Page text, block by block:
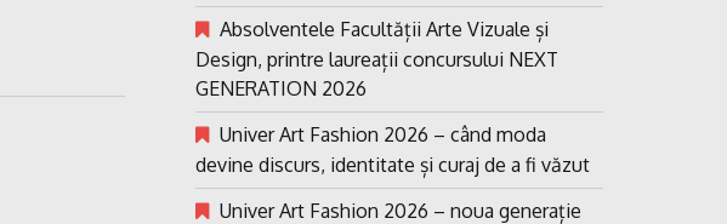
Absolventele Facultății Arte Vizuale și
Design, printre laureații concursului NEXT
GENERATION 2026
Univer Art Fashion 2026 – când moda
devine discurs, identitate și curaj de a fi văzut
Univer Art Fashion 2026 – noua generație